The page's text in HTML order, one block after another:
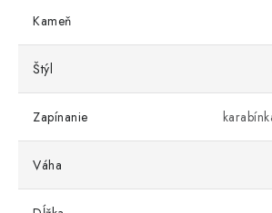
Kameň
Štýl
Zapínanie
Váha